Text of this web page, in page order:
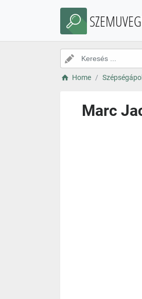
Home
Marc